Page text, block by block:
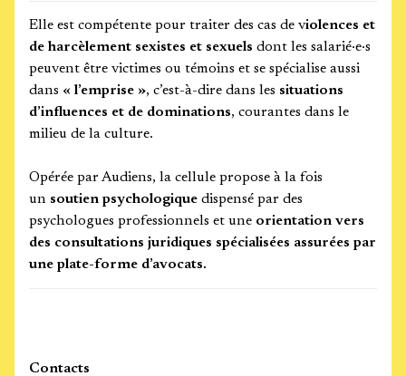
Elle est compétente pour traiter des cas de violences et
de harcèlement sexistes et sexuels dont les salarié·e·s
peuvent être victimes ou témoins et se spécialise aussi
dans « l’emprise », c’est-à-dire dans les situations
d’influences et de dominations, courantes dans le
milieu de la culture.
Opérée par Audiens, la cellule propose à la fois
un soutien psychologique dispensé par des
psychologues professionnels et une orientation vers
des consultations juridiques spécialisées assurées par
une plate-forme d’avocats.
Contacts